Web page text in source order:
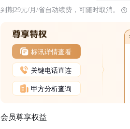
到期29元/月/省自动续费，可随时取消。
标讯详情查看
关键电话直连
甲方分析查询
会员尊享权益